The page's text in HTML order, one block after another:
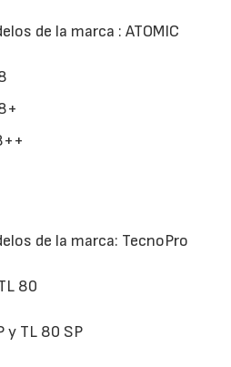
de la marca : ATOMIC
de la marca: TecnoPro
80
y TL 80 SP